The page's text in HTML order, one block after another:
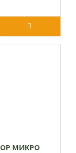
МИКРО